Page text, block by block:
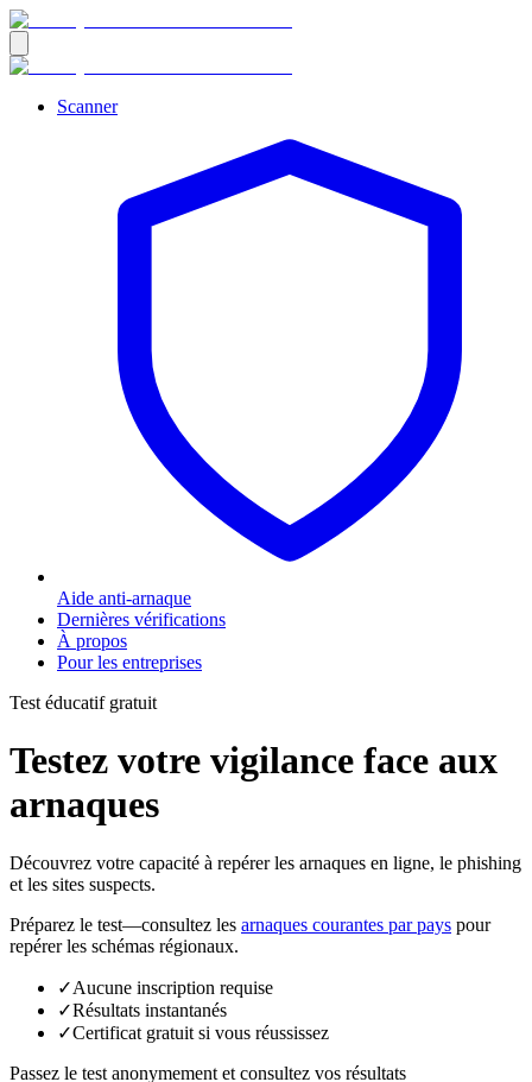
Scanner
Aide anti-arnaque
Dernières vérifications
À propos
Pour les entreprises
Test éducatif gratuit
Testez votre vigilance face aux
arnaques
Découvrez votre capacité à repérer les arnaques en ligne, le phishing
et les sites suspects.
Préparez le test—consultez les arnaques courantes par pays pour
repérer les schémas régionaux.
✓Aucune inscription requise
✓Résultats instantanés
✓Certificat gratuit si vous réussissez
Passez le test anonymement et consultez vos résultats